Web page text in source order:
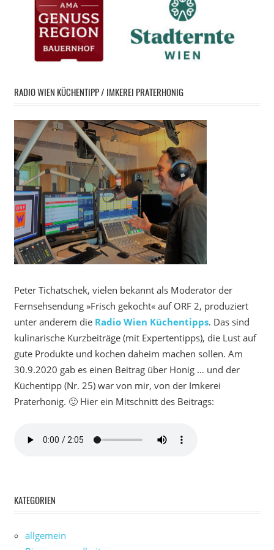
RADIO WIEN KÜCHENTIPP / IMKEREI PRATERHONIG
Peter Tichatschek, vielen bekannt als Moderator der
Fernsehsendung »Frisch gekocht« auf ORF 2, produziert
unter anderem die Radio Wien Küchentipps. Das sind
kulinarische Kurzbeiträge (mit Expertentipps), die Lust auf
gute Produkte und kochen daheim machen sollen. Am
30.9.2020 gab es einen Beitrag über Honig … und der
Küchentipp (Nr. 25) war von mir, von der Imkerei
Praterhonig. 🙂 Hier ein Mitschnitt des Beitrags:
KATEGORIEN
allgemein